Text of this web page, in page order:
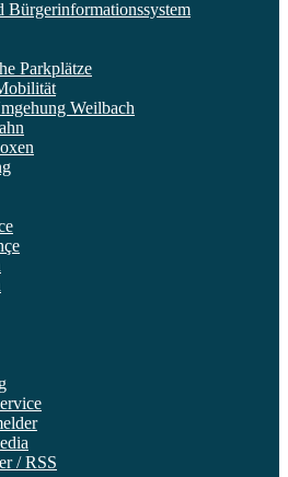
Bürgerinformationssystem
Parkplätze
Weilbach
/ RSS